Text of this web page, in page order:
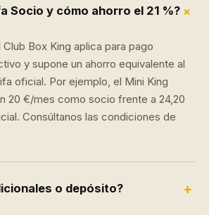
Socio y cómo ahorro el 21 %?+
Box King aplica para pago
y supone un ahorro equivalente al
oficial. Por ejemplo, el Mini King
20 €/mes como socio frente a 24,20
Consúltanos las condiciones de
o depósito? +